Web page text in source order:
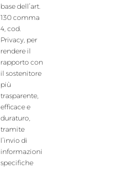
base dell’art.
130 comma
4, cod.
Privacy, per
rendere il
rapporto con
il sostenitore
più
trasparente,
efficace e
duraturo,
tramite
l’invio di
informazioni
specifiche